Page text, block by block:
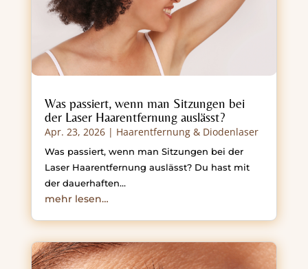
Was passiert, wenn man Sitzungen bei
der Laser Haarentfernung auslässt?
Apr. 23, 2026| Haarentfernung & Diodenlaser
Was passiert, wenn man Sitzungen bei der
Laser Haarentfernung auslässt? Du hast mit
der dauerhaften…
mehr lesen…